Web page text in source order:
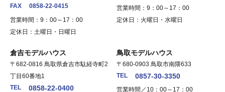
FAX
0858-22-0415
営業時間：9：00～17：00
定休日：土曜日・日曜日
営業時間：9：00～17：00
定休日：火曜日・水曜日
倉吉モデルハウス
〒682-0816 鳥取県倉吉市駄経寺町2
丁目60番地1
TEL
0858-22-0400
鳥取モデルハウス
〒680-0903 鳥取市南隈633
TEL
0857-30-3350
営業時間／10：00～17：00